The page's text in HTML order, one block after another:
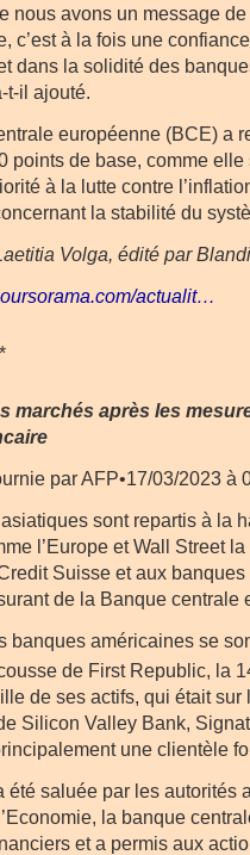
nous avons un message
c’est à la fois une
dans la solidité des
t-il ajouté.
européenne (BCE) a
points de base, comme elle
à la lutte contre
la stabilité du
Volga, édité par
actualit…
marchés après les
par AFP•17/03/2023 à
sont repartis à la
l’Europe et Wall Street
Suisse et aux
de la Banque centrale
banques américaines se
de First Republic, la
de ses actifs, qui était sur
Silicon Valley Bank,
une clientèle
été saluée par les autorités
la banque
et a permis aux